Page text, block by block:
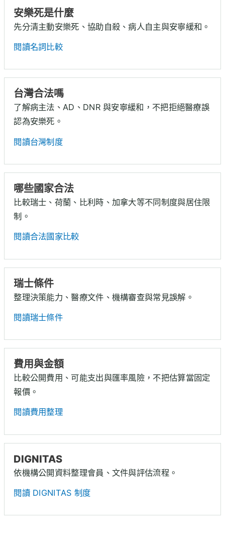
安樂死是什麼
先分清主動安樂死、協助自殺、病人自主與安寧緩和。
閱讀名詞比較
台灣合法嗎
了解病主法、AD、DNR 與安寧緩和，不把拒絕醫療誤
認為安樂死。
閱讀台灣制度
哪些國家合法
比較瑞士、荷蘭、比利時、加拿大等不同制度與居住限
制。
閱讀合法國家比較
瑞士條件
整理決策能力、醫療文件、機構審查與常見誤解。
閱讀瑞士條件
費用與金額
比較公開費用、可能支出與匯率風險，不把估算當固定
報價。
閱讀費用整理
DIGNITAS
依機構公開資料整理會員、文件與評估流程。
閱讀 DIGNITAS 制度